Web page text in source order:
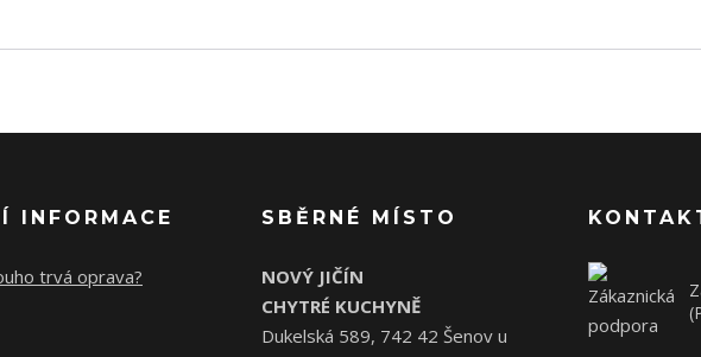
INFORMACE
trvá oprava?
SBĚRNÉ MÍSTO
NOVÝ JIČÍN
CHYTRÉ KUCHYNĚ
Dukelská 589, 742 42 Šenov u